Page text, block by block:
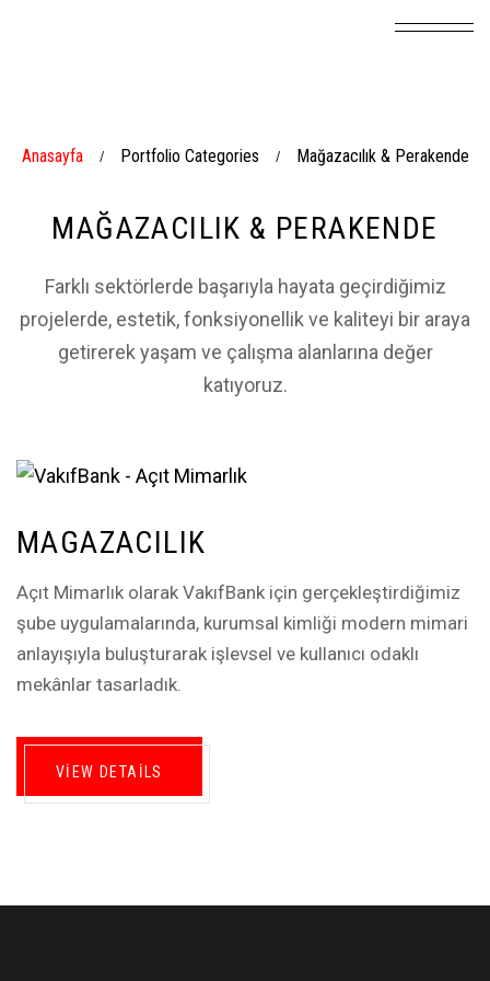
Anasayfa / Portfolio Categories / Mağazacılık & Perakende
MAĞAZACILIK & PERAKENDE
Farklı sektörlerde başarıyla hayata geçirdiğimiz
projelerde, estetik, fonksiyonellik ve kaliteyi bir araya
getirerek yaşam ve çalışma alanlarına değer
katıyoruz.
MAGAZACILIK
Açıt Mimarlık olarak VakıfBank için gerçekleştirdiğimiz
şube uygulamalarında, kurumsal kimliği modern mimari
anlayışıyla buluşturarak işlevsel ve kullanıcı odaklı
mekânlar tasarladık.
VIEW DETAILS